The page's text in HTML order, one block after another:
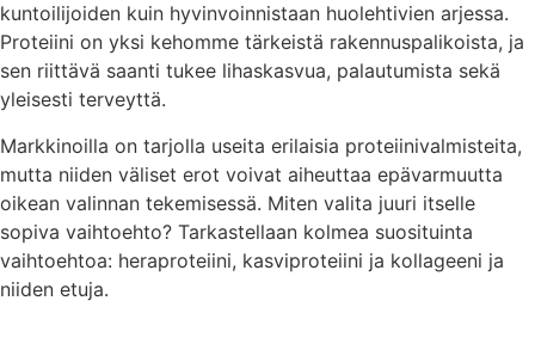
kuntoilijoiden kuin hyvinvoinnistaan huolehtivien arjessa.
Proteiini on yksi kehomme tärkeistä rakennuspalikoista, ja
sen riittävä saanti tukee lihaskasvua, palautumista sekä
yleisesti terveyttä.
Markkinoilla on tarjolla useita erilaisia proteiinivalmisteita,
mutta niiden väliset erot voivat aiheuttaa epävarmuutta
oikean valinnan tekemisessä. Miten valita juuri itselle
sopiva vaihtoehto? Tarkastellaan kolmea suosituinta
vaihtoehtoa: heraproteiini, kasviproteiini ja kollageeni ja
niiden etuja.